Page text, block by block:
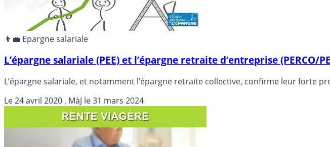
👨‍💼 Epargne salariale
L’épargne salariale (PEE) et l’épargne retraite d’entreprise (PERCO/
L’épargne salariale, et notamment l’épargne retraite collective, confirme leur forte
Le24 avril 2020 , MàJ le31 mars 2024